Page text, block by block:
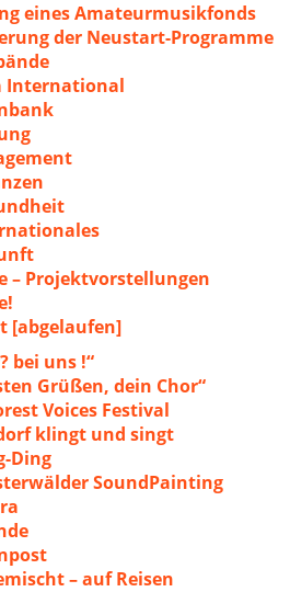
eines Amateurmusikfonds
der Neustart-Programme
International
– Projektvorstellungen
[abgelaufen]
bei uns !“
Grüßen, dein Chor“
Voices Festival
klingt und singt
Ding
SoundPainting
– auf Reisen